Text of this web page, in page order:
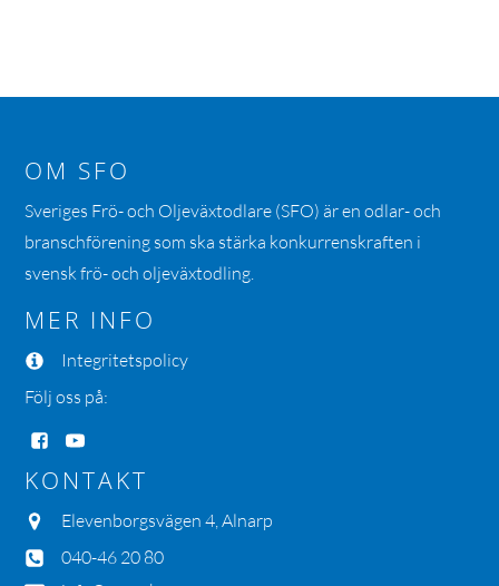
OM SFO
Sveriges Frö- och Oljeväxtodlare (SFO) är en odlar- och
branschförening som ska stärka konkurrenskraften i
svensk frö- och oljeväxtodling.
MER INFO
Integritetspolicy
Följ oss på:
KONTAKT
Elevenborgsvägen 4, Alnarp
040-46 20 80